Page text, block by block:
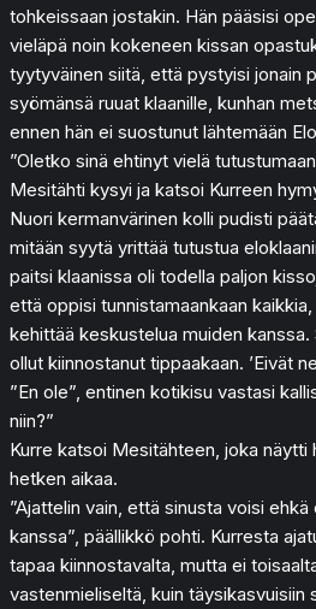
tohkeissaan jostakin. Hän pääsisi
vieläpä noin kokeneen kissan
tyytyväinen siitä, että pystyisi jonain
syömänsä ruuat klaanille, kunhan
ennen hän ei suostunut lähtemään
”Oletko sinä ehtinyt vielä
Mesitähti kysyi ja katsoi Kurreen
Nuori kermanvärinen kolli pudisti
mitään syytä yrittää tutustua
paitsi klaanissa oli todella paljon
että oppisi tunnistamaankaan
kehittää keskustelua muiden kanssa.
ollut kiinnostanut tippaakaan. ’Eivät
”En ole”, entinen kotikisu vastasi
niin?”
Kurre katsoi Mesitähteen, joka näytti
hetken aikaa.
”Ajattelin vain, että sinusta voisi
kanssa”, päällikkö pohti. Kurresta
tapaa kiinnostavalta, mutta ei
vastenmieliseltä, kuin täysikasvuisiin